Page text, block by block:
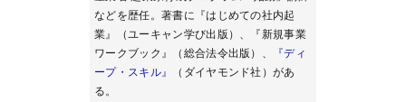
などを歴任。著書に『はじめての社内起
業』（ユーキャン学び出版）、『新規事業
ワークブック』（総合法令出版）、
『ディ
ープ・スキル』
（ダイヤモンド社）があ
る。